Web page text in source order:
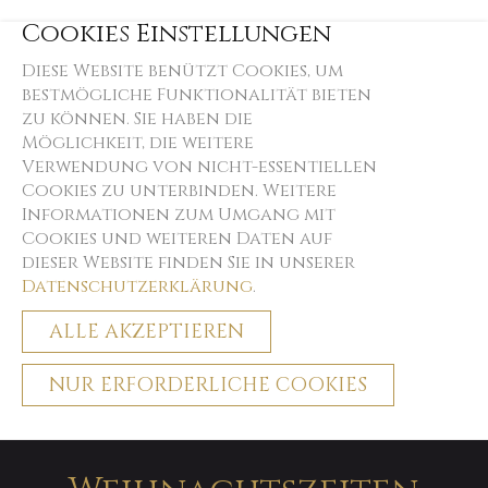
Cookies Einstellungen
Diese Website benützt Cookies, um
bestmögliche Funktionalität bieten
zu können. Sie haben die
Möglichkeit, die weitere
Verwendung von nicht-essentiellen
Cookies zu unterbinden. Weitere
Informationen zum Umgang mit
Cookies und weiteren Daten auf
dieser Website finden Sie in unserer
Datenschutzerklärung.
ALLE AKZEPTIEREN
NUR ERFORDERLICHE COOKIES